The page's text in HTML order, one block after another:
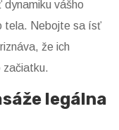
dynamiku vášho
tela. Nebojte sa ísť
že ich
začiatku.
legálna